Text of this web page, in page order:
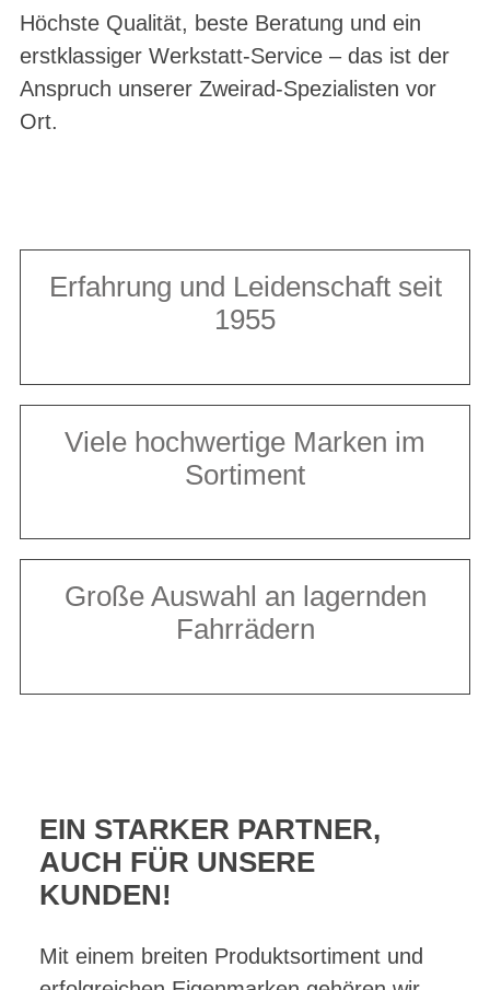
Höchste Qualität, beste Beratung und ein
erstklassiger Werkstatt-Service – das ist der
Anspruch unserer Zweirad-Spezialisten vor
Ort.
Erfahrung und Leidenschaft seit
1955
Viele hochwertige Marken im
Sortiment
Große Auswahl an lagernden
Fahrrädern
EIN STARKER PARTNER,
AUCH FÜR UNSERE
KUNDEN!
Mit einem breiten Produktsortiment und